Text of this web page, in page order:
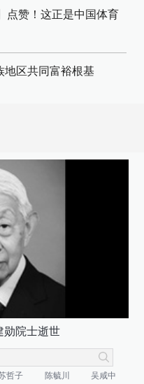
点赞！这正是中国体育
地区共同富裕根基
勋院士逝世
哲子 陈毓川
吴咸中